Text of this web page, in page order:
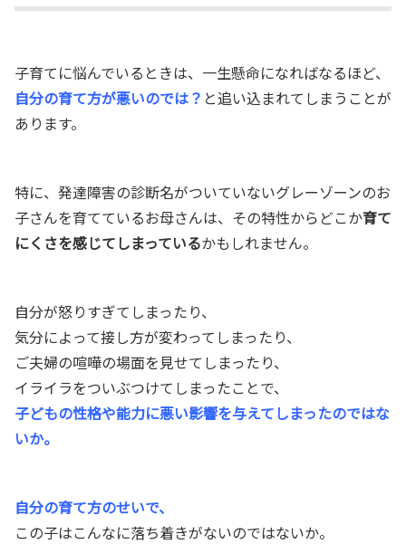
子育てに悩んでいるときは、一生懸命になればなるほど、
自分の育て方が悪いのでは？ と追い込まれてしまうことが
あります。
特に、発達障害の診断名がついていないグレーゾーンのお
子さんを育てているお母さんは、その特性からどこか育て
にくさを感じてしまっているかもしれません。
自分が怒りすぎてしまったり、
気分によって接し方が変わってしまったり、
ご夫婦の喧嘩の場面を見せてしまったり、
イライラをついぶつけてしまったことで、
子どもの性格や能力に悪い影響を与えてしまったのではな
いか。
自分の育て方のせいで、
この子はこんなに落ち着きがないのではないか。